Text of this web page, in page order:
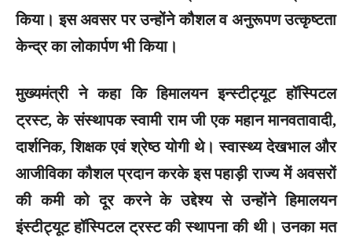
किया। इस अवसर पर उन्होंने कौशल व अनुरूपण उत्कृष्टता
केन्द्र का लोकार्पण भी किया।
मुख्यमंत्री ने कहा कि हिमालयन इन्स्टीट्यूट हॉस्पिटल
ट्रस्ट, के संस्थापक स्वामी राम जी एक महान मानवतावादी,
दार्शनिक, शिक्षक एवं श्रेष्ठ योगी थे। स्वास्थ्य देखभाल और
आजीविका कौशल प्रदान करके इस पहाड़ी राज्य में अवसरों
की कमी को दूर करने के उद्देश्य से उन्होंने हिमालयन
इंस्टीट्यूट हॉस्पिटल ट्रस्ट की स्थापना की थी। उनका मत